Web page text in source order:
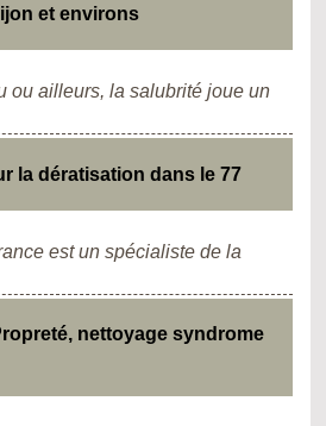
et environs
ou ailleurs, la salubrité joue un
la dératisation dans le 77
est un spécialiste de la
nettoyage syndrome